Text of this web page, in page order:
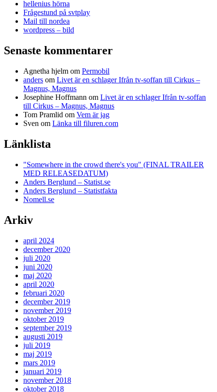
hellenius hörna
Frågestund på svtplay
Mail till nordea
wordpress – bild
Senaste kommentarer
Agnetha hjelm om Permobil
anders om Livet är en schlager Ifrån tv-soffan till Cirkus –
Magnus, Magnus
Josephine Hoffmann om Livet är en schlager Ifrån tv-soffan
till Cirkus – Magnus, Magnus
Tom Pramlid om Vem är jag
Sven om Länka till filuren.com
Länklista
"Somewhere in the crowd there's you" (FINAL TRAILER
MED RELEASEDATUM)
Anders Berglund – Statist.se
Anders Berglund – Statistfakta
Nomell.se
Arkiv
april 2024
december 2020
juli 2020
juni 2020
maj 2020
april 2020
februari 2020
december 2019
november 2019
oktober 2019
september 2019
augusti 2019
juli 2019
maj 2019
mars 2019
januari 2019
november 2018
oktober 2018